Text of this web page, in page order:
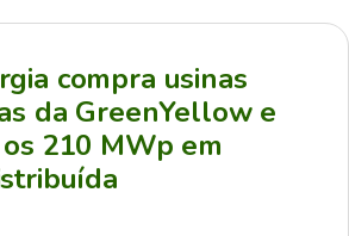
compra usinas
da GreenYellow e
210 MWp em